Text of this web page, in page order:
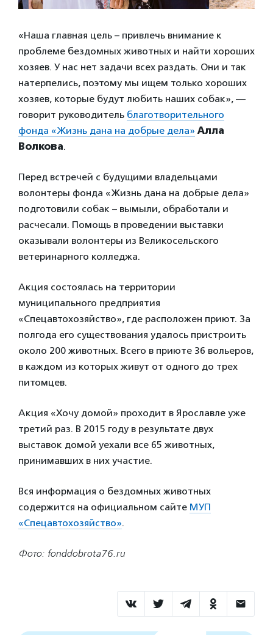
«Наша главная цель – привлечь внимание к
проблеме бездомных животных и найти хороших
хозяев. У нас нет задачи всех раздать. Они и так
натерпелись, поэтому мы ищем только хороших
хозяев, которые будут любить наших собак», —
говорит руководитель благотворительного
фонда «Жизнь дана на добрые дела» Алла
Волкова.
Перед встречей с будущими владельцами
волонтеры фонда «Жизнь дана на добрые дела»
подготовили собак – вымыли, обработали и
расчесали. Помощь в проведении выставки
оказывали волонтеры из Великосельского
ветеринарного колледжа.
Акция состоялась на территории
муниципального предприятия
«Спецавтохозяйство», где расположен приют. За
полгода его существования удалось пристроить
около 200 животных. Всего в приюте 36 вольеров,
в каждом из которых живут от одного до трех
питомцев.
Акция «Хочу домой» проходит в Ярославле уже
третий раз. В 2015 году в результате двух
выставок домой уехали все 65 животных,
принимавших в них участие.
Вся информация о бездомных животных
содержится на официальном сайте МУП
«Спецавтохозяйство».
Фото: fonddobrota76.ru